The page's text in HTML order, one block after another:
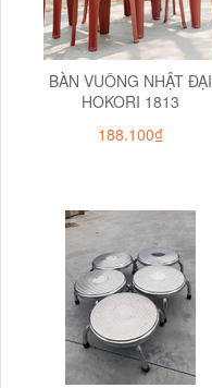
BÀN VUÔNG NHẬT ĐẠI
HOKORI 1813
188.100₫